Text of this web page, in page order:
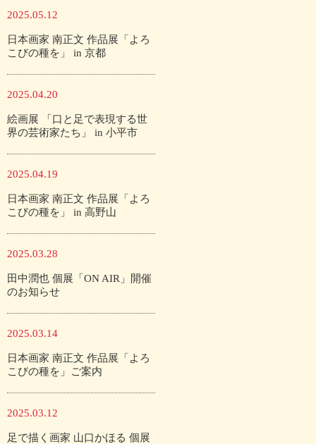
2025.05.12
日本画家 南正文 作品展「よろ
こびの種を」 in 京都
2025.04.20
絵画展 「口と足で表現する世
界の芸術家たち」 in 小平市
2025.04.19
日本画家 南正文 作品展「よろ
こびの種を」 in 高野山
2025.03.28
田中潤也 個展「ON AIR」開催
のお知らせ
2025.03.14
日本画家 南正文 作品展「よろ
こびの種を」ご案内
2025.03.12
足で描く画家 山口かほる 個展